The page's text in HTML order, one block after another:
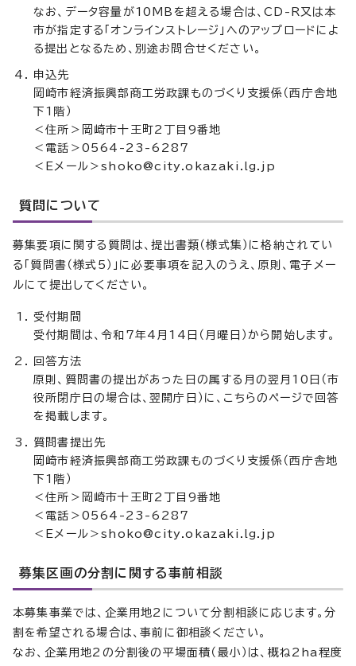
なお、データ容量が10MBを超える場合は、CD-R又は本
市が指定する「オンラインストレージ」へのアップロードによ
る提出となるため、別途お問合せください。
申込先
岡崎市経済振興部商工労政課ものづくり支援係（西庁舎地
下1階）
＜住所＞岡崎市十王町2丁目9番地
＜電話＞0564-23-6287
＜Eメール＞shoko@city.okazaki.lg.jp
質問について
募集要項に関する質問は、提出書類（様式集）に格納されてい
る「質問書（様式5）」に必要事項を記入のうえ、原則、電子メー
ルにて提出してください。
受付期間
受付期間は、令和7年4月14日（月曜日）から開始します。
回答方法
原則、質問書の提出があった日の属する月の翌月10日（市
役所閉庁日の場合は、翌開庁日）に、こちらのページで回答
を掲載します。
質問書提出先
岡崎市経済振興部商工労政課ものづくり支援係（西庁舎地
下1階）
＜住所＞岡崎市十王町2丁目9番地
＜電話＞0564-23-6287
＜Eメール＞shoko@city.okazaki.lg.jp
募集区画の分割に関する事前相談
本募集事業では、企業用地2について分割相談に応じます。分
割を希望される場合は、事前に御相談ください。
なお、企業用地2の分割後の平場面積（最小）は、概ね2ha程度